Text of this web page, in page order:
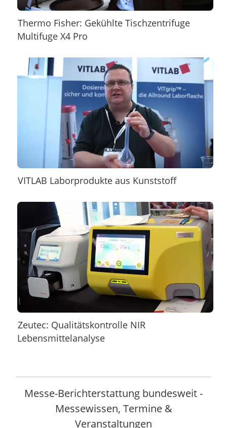
Thermo Fisher: Gekühlte Tischzentrifuge
Multifuge X4 Pro
VITLAB Laborprodukte aus Kunststoff
Zeutec: Qualitätskontrolle NIR
Lebensmittelanalyse
Messe-Berichterstattung bundesweit -
Messewissen, Termine &
Veranstaltungen